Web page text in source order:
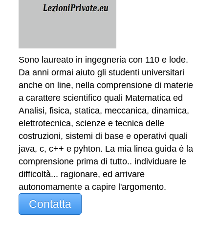
Sono laureato in ingegneria con 110 e lode.
Da anni ormai aiuto gli studenti universitari
anche on line, nella comprensione di materie
a carattere scientifico quali Matematica ed
Analisi, fisica, statica, meccanica, dinamica,
elettrotecnica, scienze e tecnica delle
costruzioni, sistemi di base e operativi quali
java, c, c++ e pyhton. La mia linea guida è la
comprensione prima di tutto.. individuare le
difficoltà... ragionare, ed arrivare
autonomamente a capire l'argomento.
Contatta